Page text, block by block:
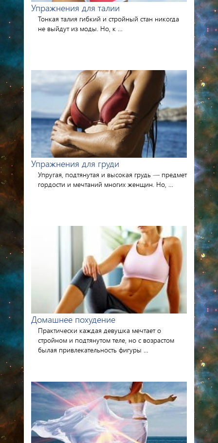
Упражнения для талии
Тонкая талия гибкий и стройный стан никогда
не выйдут из моды. Но, к …
Упражнения для груди
Упругая, подтянутая и высокая грудь — предмет
гордости и мечтаний многих женщин. Но, …
Домашнее похудение
Практически каждая девушка мечтает о
стройном и подтянутом теле, но с возрастом
былая привлекательность фигуры …